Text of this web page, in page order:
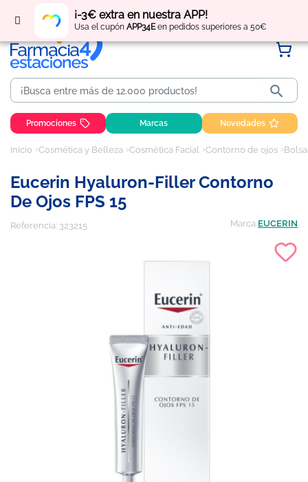
¡-3€ extra en nuestra APP!
Usa el cupón APP34Een pedidos superiores a 50€
Regístratey obtén puntos por tus compras

Promociones Marcas Novedades
Inicio Cosmética y Belleza Cosmética Facial Contorno de ojos
Eucerin Hyaluron-Filler Contorno
De Ojos FPS 15
Referencia: 323215 Marca EUCERIN